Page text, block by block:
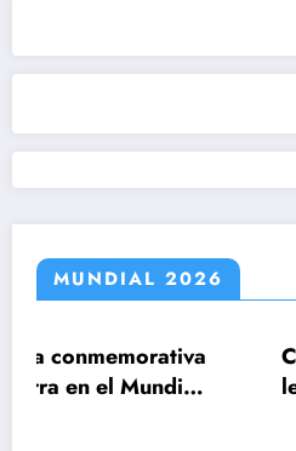
MUNDIAL 2026
Claudio
le ganamos